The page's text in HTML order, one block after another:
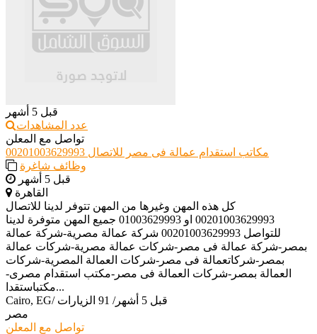
قبل 5 أشهر
عدد المشاهدات
تواصل مع المعلن
مكاتب استقدام عمالة فى مصر للاتصال 00201003629993
وظائف شاغرة
قبل 5 أشهر
القاهرة
كل هذه المهن وغيرها من المهن تتوفر لدينا للاتصال
00201003629993 او 01003629993 جميع المهن متوفرة لدينا
للتواصل 00201003629993 شركة عمالة مصرية-شركة عمالة
بمصر-شركة عمالة فى مصر-شركات عمالة مصرية-شركات عمالة
بمصر-شركاتعمالة فى مصر-شركات العمالة المصرية-شركات
العمالة بمصر-شركات العمالة فى مصر-مكتب استقدام مصرى-
مكتباستقدا...
Cairo, EG/ قبل 5 أشهر / 91 الزيارات
مصر
تواصل مع المعلن